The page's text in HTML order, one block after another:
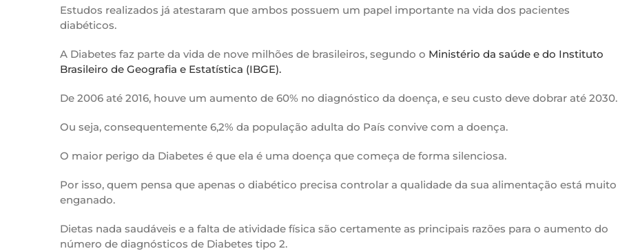
Estudos realizados já atestaram que ambos possuem um papel importante na vida dos pacientes
diabéticos.
A Diabetes faz parte da vida de nove milhões de brasileiros, segundo o Ministério da saúde e do Instituto
Brasileiro de Geografia e Estatística (IBGE).
De 2006 até 2016, houve um aumento de 60% no diagnóstico da doença, e seu custo deve dobrar até 2030.
Ou seja, consequentemente 6,2% da população adulta do País convive com a doença.
O maior perigo da Diabetes é que ela é uma doença que começa de forma silenciosa.
Por isso, quem pensa que apenas o diabético precisa controlar a qualidade da sua alimentação está muito
enganado.
Dietas nada saudáveis e a falta de atividade física são certamente as principais razões para o aumento do
número de diagnósticos de Diabetes tipo 2.